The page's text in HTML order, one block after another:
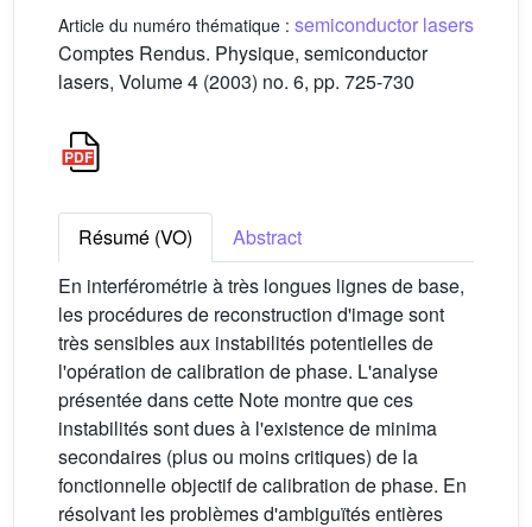
Article du numéro thématique : semiconductor lasers
Comptes Rendus. Physique, semiconductor
lasers, Volume 4 (2003) no. 6, pp. 725-730
Résumé (VO)
Abstract
En interférométrie à très longues lignes de base,
les procédures de reconstruction d'image sont
très sensibles aux instabilités potentielles de
l'opération de calibration de phase. L'analyse
présentée dans cette Note montre que ces
instabilités sont dues à l'existence de minima
secondaires (plus ou moins critiques) de la
fonctionnelle objectif de calibration de phase. En
résolvant les problèmes d'ambiguïtés entières